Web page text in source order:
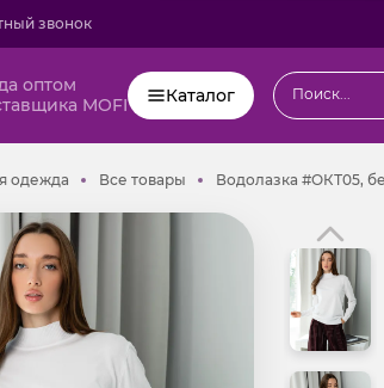
звонок
оптом
MOFI
Каталог
одежда Женская одежда
Все товары Все товары
Водолазка #ОКТ05,